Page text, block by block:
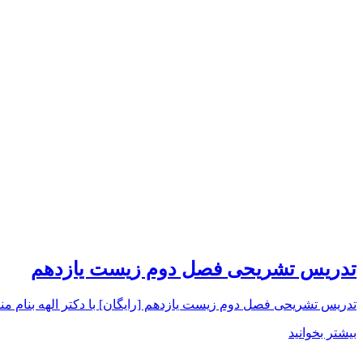
تدریس تشریحی فصل دوم زیست یازدهم
تدریس تشریحی فصل دوم زیست یازدهم [رایگان] با دکتر الهه بنام منطبق
بیشتر بخوانید